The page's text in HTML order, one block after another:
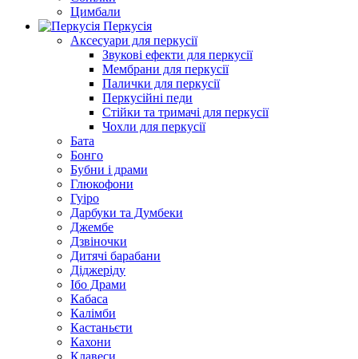
Цимбали
Перкусія
Аксесуари для перкусії
Звукові ефекти для перкусії
Мембрани для перкусії
Палички для перкусії
Перкусійні педи
Стійки та тримачі для перкусії
Чохли для перкусії
Бата
Бонго
Бубни і драми
Глюкофони
Гуіро
Дарбуки та Думбеки
Джембе
Дзвіночки
Дитячі барабани
Діджеріду
Ібо Драми
Кабаса
Калімби
Кастаньєти
Кахони
Клавеси